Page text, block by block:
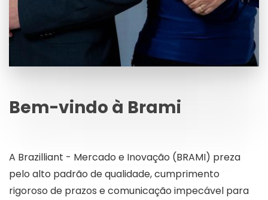
Bem-vindo à Brami
A Brazilliant - Mercado e Inovação (BRAMI) preza
pelo alto padrão de qualidade, cumprimento
rigoroso de prazos e comunicação impecável para